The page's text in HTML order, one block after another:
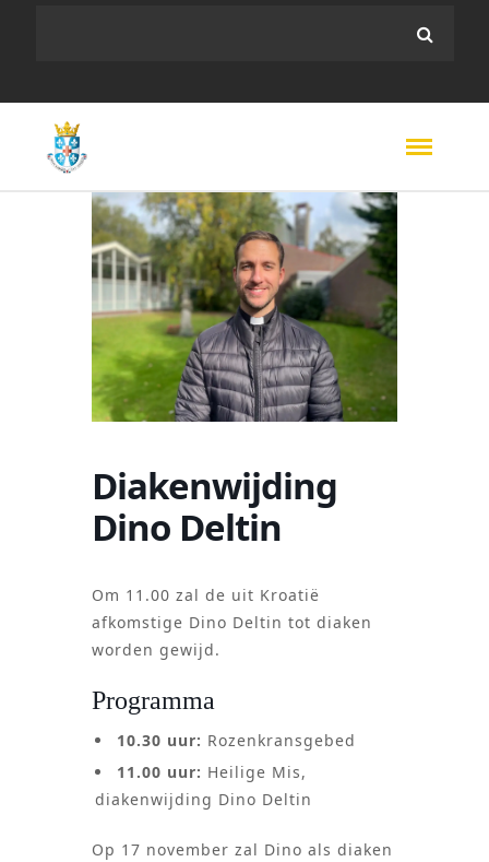
Diakenwijding
Dino Deltin
Om 11.00 zal de uit Kroatië
afkomstige Dino Deltin tot diaken
worden gewijd.
Programma
10.30 uur: Rozenkransgebed
11.00 uur: Heilige Mis,
diakenwijding Dino Deltin
Op 17 november zal Dino als diaken